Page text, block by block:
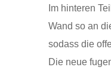
Im hinteren
Wand so an
sodass die
Die neue